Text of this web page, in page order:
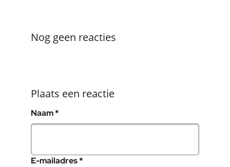
Nog geen reacties
Plaats een reactie
Naam*
E-mailadres*